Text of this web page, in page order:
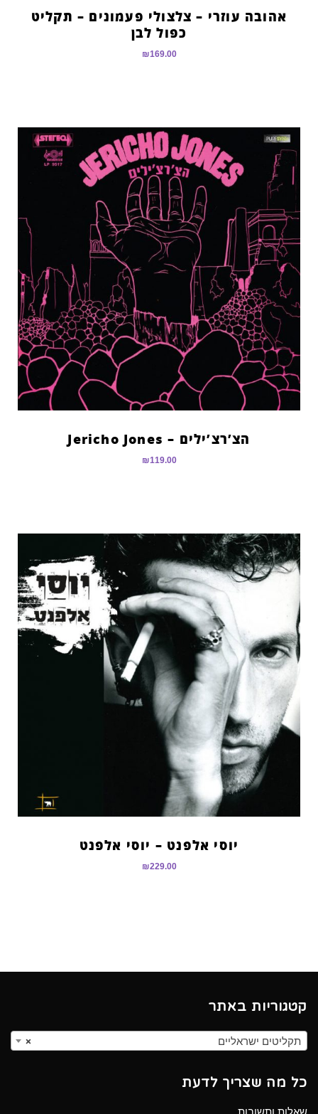
אהובה עוזרי – צלצולי פעמונים – תקליט
כפול לבן
₪169.00
הצ’רצ’ילים – Jericho Jones
₪119.00
יוסי אלפנט – יוסי אלפנט
₪229.00
קטגוריות באתר
× תקליטים ישראליים
כל מה שצריך לדעת